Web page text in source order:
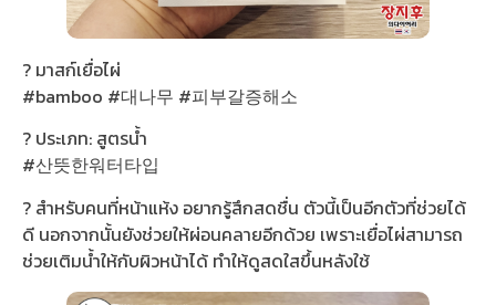
? มาสก์เยื่อไผ่
#bamboo #대나무 #피부갈증해소
? ประเภท: สูตรน้ำ
#산뜻한워터타입
? สำหรับคนที่หน้าแห้ง อยากรู้สึกสดชื่น ตัวนี้เป็นอีกตัวที่ช่วยได้
ดี นอกจากนั้นยังช่วยให้ผ่อนคลายอีกด้วย เพราะเยื่อไผ่สามารถ
ช่วยเติมน้ำให้กับผิวหน้าได้ ทำให้ดูสดใสขึ้นหลังใช้